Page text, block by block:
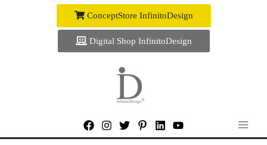
ConceptStore InfinitoDesign
Digital Shop InfinitoDesign